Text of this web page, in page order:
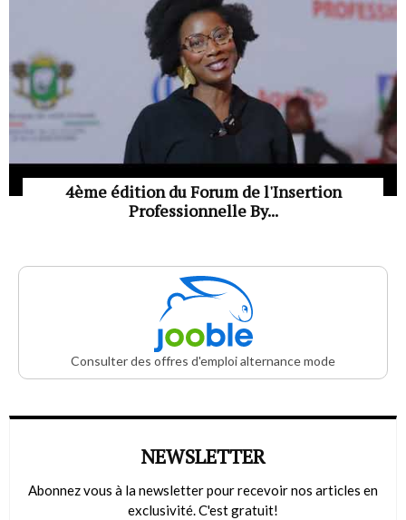
4ème édition du Forum de l'Insertion
Professionnelle By...
Consulter des offres d'emploi alternance mode
NEWSLETTER
Abonnez vous à la newsletter pour recevoir nos articles en
exclusivité. C'est gratuit!